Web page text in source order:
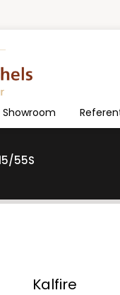
Showroom
55S
Kalfire